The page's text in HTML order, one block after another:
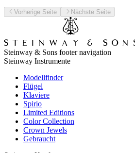
Vorherige Seite Nächste Seite
Steinway & Sons footer navigation
Steinway Instrumente
Modellfinder
Flügel
Klaviere
Spirio
Limited Editions
Color Collection
Crown Jewels
Gebraucht